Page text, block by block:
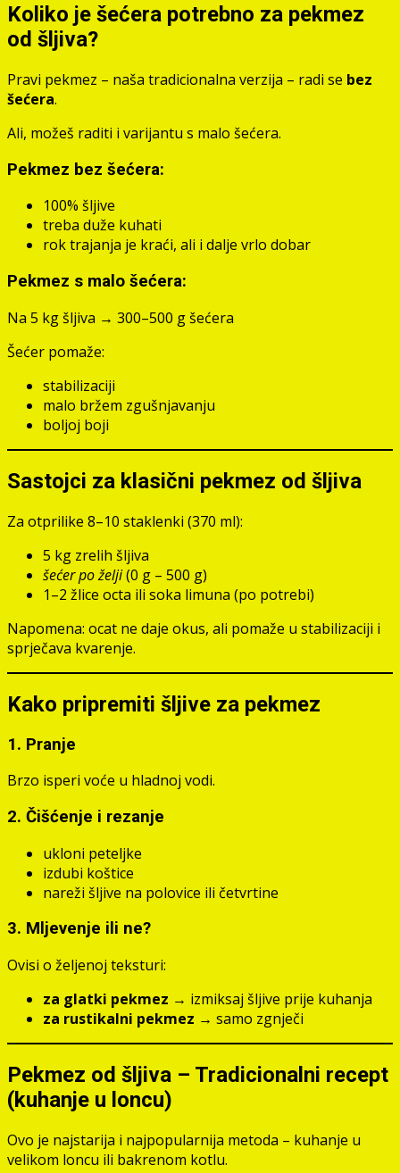
Koliko je šećera potrebno za pekmez
od šljiva?
Pravi pekmez – naša tradicionalna verzija – radi se bez
šećera.
Ali, možeš raditi i varijantu s malo šećera.
Pekmez bez šećera:
100% šljive
treba duže kuhati
rok trajanja je kraći, ali i dalje vrlo dobar
Pekmez s malo šećera:
Na 5 kg šljiva → 300–500 g šećera
Šećer pomaže:
stabilizaciji
malo bržem zgušnjavanju
boljoj boji
Sastojci za klasični pekmez od šljiva
Za otprilike 8–10 staklenki (370 ml):
5 kg zrelih šljiva
šećer po želji(0 g – 500 g)
1–2 žlice octa ili soka limuna (po potrebi)
Napomena: ocat ne daje okus, ali pomaže u stabilizaciji i
sprječava kvarenje.
Kako pripremiti šljive za pekmez
1. Pranje
Brzo isperi voće u hladnoj vodi.
2. Čišćenje i rezanje
ukloni peteljke
izdubi koštice
nareži šljive na polovice ili četvrtine
3. Mljevenje ili ne?
Ovisi o željenoj teksturi:
za glatki pekmez → izmiksaj šljive prije kuhanja
za rustikalni pekmez → samo zgnječi
Pekmez od šljiva – Tradicionalni recept
(kuhanje u loncu)
Ovo je najstarija i najpopularnija metoda – kuhanje u
velikom loncu ili bakrenom kotlu.